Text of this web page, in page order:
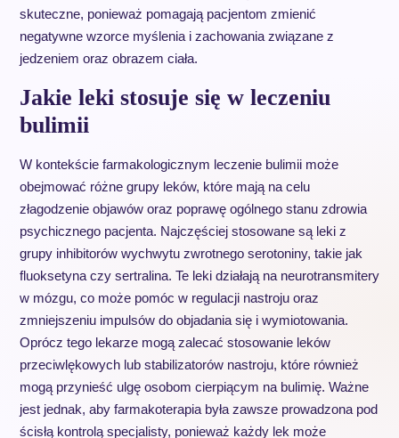
skuteczne, ponieważ pomagają pacjentom zmienić
negatywne wzorce myślenia i zachowania związane z
jedzeniem oraz obrazem ciała.
Jakie leki stosuje się w leczeniu
bulimii
W kontekście farmakologicznym leczenie bulimii może
obejmować różne grupy leków, które mają na celu
złagodzenie objawów oraz poprawę ogólnego stanu zdrowia
psychicznego pacjenta. Najczęściej stosowane są leki z
grupy inhibitorów wychwytu zwrotnego serotoniny, takie jak
fluoksetyna czy sertralina. Te leki działają na neurotransmitery
w mózgu, co może pomóc w regulacji nastroju oraz
zmniejszeniu impulsów do objadania się i wymiotowania.
Oprócz tego lekarze mogą zalecać stosowanie leków
przeciwlękowych lub stabilizatorów nastroju, które również
mogą przynieść ulgę osobom cierpiącym na bulimię. Ważne
jest jednak, aby farmakoterapia była zawsze prowadzona pod
ścisłą kontrolą specjalisty, ponieważ każdy lek może